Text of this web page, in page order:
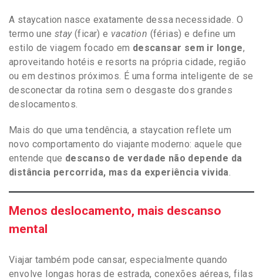
A staycation nasce exatamente dessa necessidade. O
termo unestay(ficar) e vacation (férias) e define um
estilo de viagem focado em descansar sem ir longe,
aproveitando hotéis e resorts na própria cidade, região
ou em destinos próximos. É uma forma inteligente de se
desconectar da rotina sem o desgaste dos grandes
deslocamentos.
Mais do que uma tendência, a staycation reflete um
novo comportamento do viajante moderno: aquele que
entende que descanso de verdade não depende da
distância percorrida, mas da experiência vivida
Menos deslocamento, mais descanso
mental
Viajar também pode cansar, especialmente quando
envolve longas horas de estrada, conexões aéreas, filas